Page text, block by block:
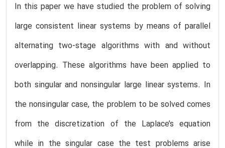
In this paper we have studied the problem of solving
large consistent linear systems by means of parallel
alternating two-stage algorithms with and without
overlapping. These algorithms have been applied to
both singular and nonsingular large linear systems. In
the nonsingular case, the problem to be solved comes
from the discretization of the Laplace’s equation
while in the singular case the test problems arise